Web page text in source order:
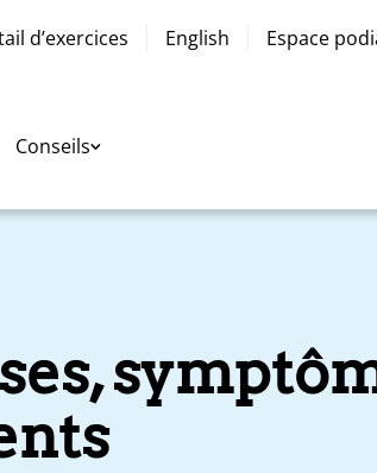
Conseils
d’exercices English Espace